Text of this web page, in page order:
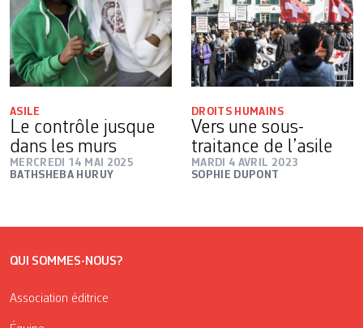
ASILE
Le contrôle jusque
dans les murs
MERCREDI 14 MAI 2025
BATHSHEBA HURUY
DROITS HUMAINS
Vers une sous-
traitance de l’asile
MARDI 4 AVRIL 2023
SOPHIE DUPONT
QUI SOMMES-NOUS?
Association éditrice